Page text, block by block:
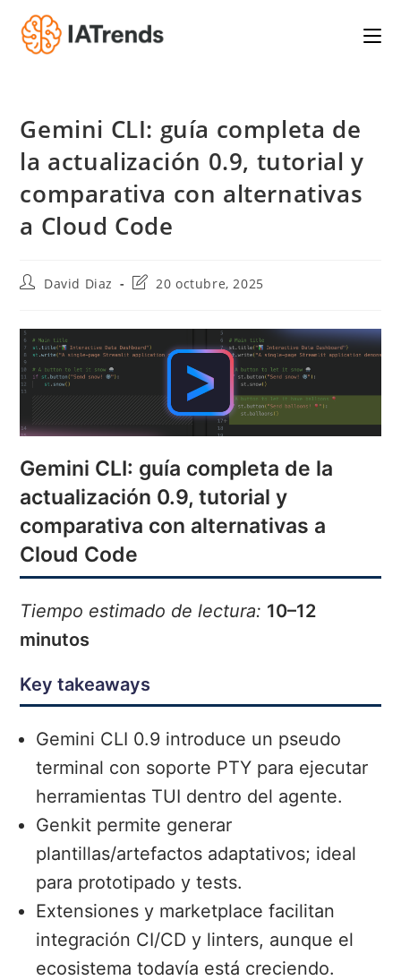
Saltar
contenido
Gemini CLI: guía completa de
la actualización 0.9, tutorial y
comparativa con alternativas
a Cloud Code
Autor
entrada:
David Diaz
Última
la
entrada:
20 octubre, 2025
Gemini CLI: guía completa de la
actualización 0.9, tutorial y
comparativa con alternativas a
Cloud Code
Tiempo estimado de lectura: 10–12
minutos
Key takeaways
Gemini CLI 0.9 introduce un pseudo
terminal con soporte PTY para ejecutar
herramientas TUI dentro del agente.
Genkit permite generar
plantillas/artefactos adaptativos; ideal
para prototipado y tests.
Extensiones y marketplace facilitan
integración CI/CD y linters, aunque el
ecosistema todavía está creciendo.